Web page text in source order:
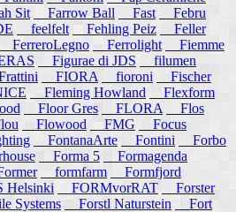
Sit Farrow Ball Fast
Febru
feelfelt Fehling Peiz
Feller
FerreroLegno Ferrolight
Fiemme
Figurae di JDS
filumen
FIORA fioroni
Fischer
Fleming Howland
Flexform
Floor Gres FLORA
Flos
Flowood FMG
Focus
FontanaArte Fontini
Forbo
Forma 5
Formagenda
formfarm
Formfjord
Helsinki
FORMvorRAT
Forster
Systems
Forstl Naturstein
Fort